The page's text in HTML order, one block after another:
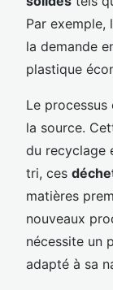
Par exemple,
la demande
plastique
Le
la source.
du recyclage
tri, ces
matières
nouveaux
nécessite un
adapté à sa